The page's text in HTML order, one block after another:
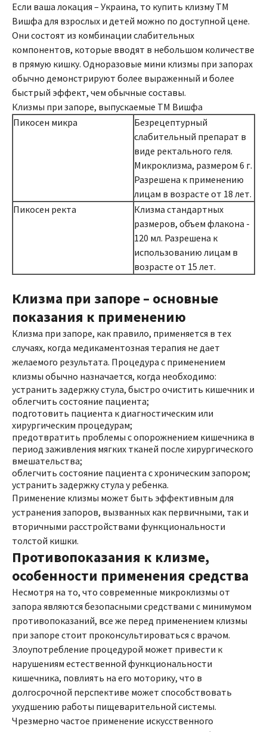
Если ваша локация – Украина, то купить клизму ТМ
Вишфа для взрослых и детей можно по доступной цене.
Они состоят из комбинации слабительных
компонентов, которые вводят в небольшом количестве
в прямую кишку. Одноразовые мини клизмы при запорах
обычно демонстрируют более выраженный и более
быстрый эффект, чем обычные составы.
Клизмы при запоре, выпускаемые ТМ Вишфа
Пикосен микра
Безрецептурный
слабительный препарат в
виде ректального геля.
Микроклизма, размером 6 г.
Разрешена к применению
лицам в возрасте от 18 лет.
Пикосен ректа
Клизма стандартных
размеров, объем флакона -
120 мл. Разрешена к
использованию лицам в
возрасте от 15 лет.
Клизма при запоре – основные
показания к применению
Клизма при запоре, как правило, применяется в тех
случаях, когда медикаментозная терапия не дает
желаемого результата. Процедура с применением
клизмы обычно назначается, когда необходимо:
устранить задержку стула, быстро очистить кишечник и
облегчить состояние пациента;
подготовить пациента к диагностическим или
хирургическим процедурам;
предотвратить проблемы с опорожнением кишечника в
период заживления мягких тканей после хирургического
вмешательства;
облегчить состояние пациента с хроническим запором;
устранить задержку стула у ребенка.
Применение клизмы может быть эффективным для
устранения запоров, вызванных как первичными, так и
вторичными расстройствами функциональности
толстой кишки.
Противопоказания к клизме,
особенности применения средства
Несмотря на то, что современные микроклизмы от
запора являются безопасными средствами с минимумом
противопоказаний, все же перед применением клизмы
при запоре стоит проконсультироваться с врачом.
Злоупотребление процедурой может привести к
нарушениям естественной функциональности
кишечника, повлиять на его моторику, что в
долгосрочной перспективе может способствовать
ухудшению работы пищеварительной системы.
Чрезмерно частое применение искусственного